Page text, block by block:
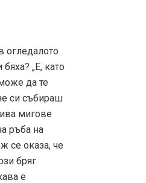
огледалото
„Е, като
да те
си събираш
мигове
ръба на
се оказа, че
бряг.
е